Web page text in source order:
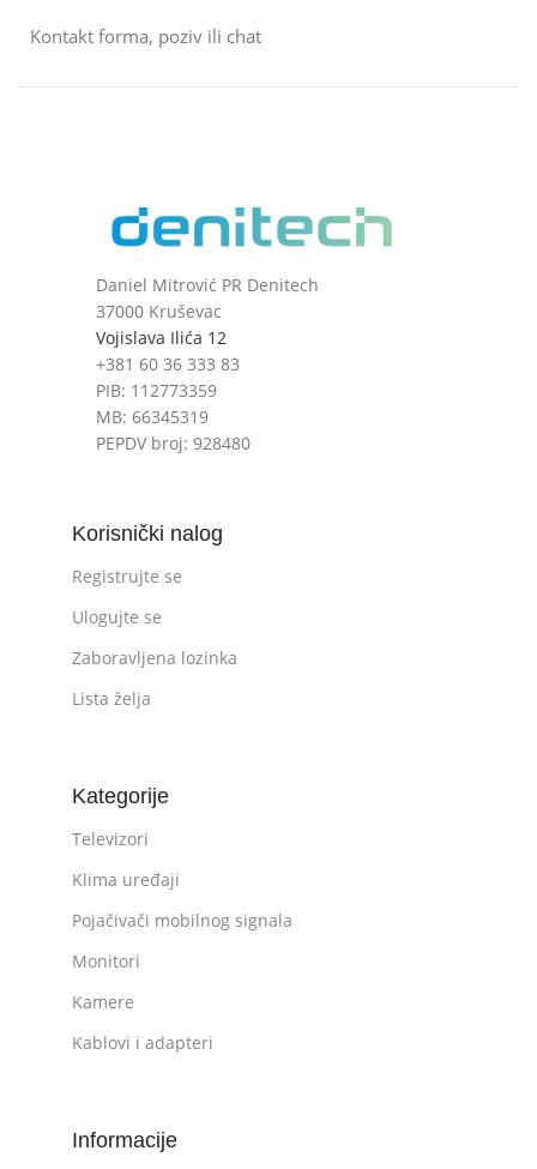
Kontakt forma, poziv ili chat
Daniel Mitrović PR Denitech
37000 Kruševac
Vojislava Ilića 12
+381 60 36 333 83
PIB: 112773359
MB: 66345319
PEPDV broj: 928480
Korisnički nalog
Registrujte se
Ulogujte se
Zaboravljena lozinka
Lista želja
Kategorije
Televizori
Klima uređaji
Pojačivači mobilnog signala
Monitori
Kamere
Kablovi i adapteri
Informacije